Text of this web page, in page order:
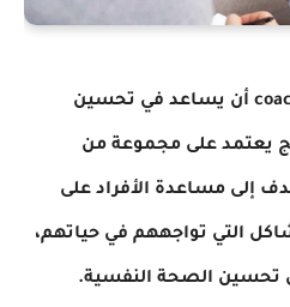
نعم، يمكن للكوتشنج coaching أن يساعد في تحسين
يعتمد على مجموعة من
إلى مساعدة الأفراد على
التي تواجههم في حياتهم،
تحسين الصحة النفسية.